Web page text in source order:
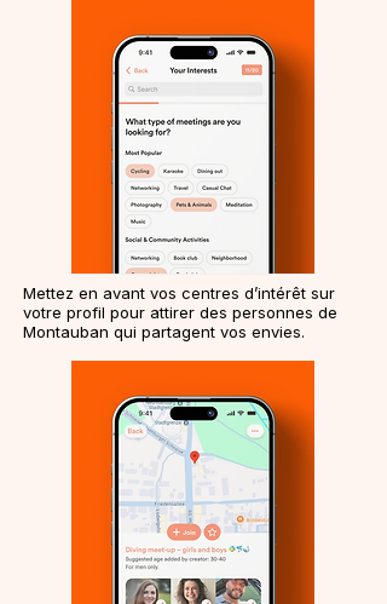
Mettez en avant vos centres d’intérêt sur
votre profil pour attirer des personnes de
Montauban qui partagent vos envies.